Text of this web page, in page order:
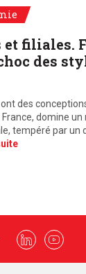
et filiales.
des
ont des
domine un
tempéré par un
LinkedinYoutube